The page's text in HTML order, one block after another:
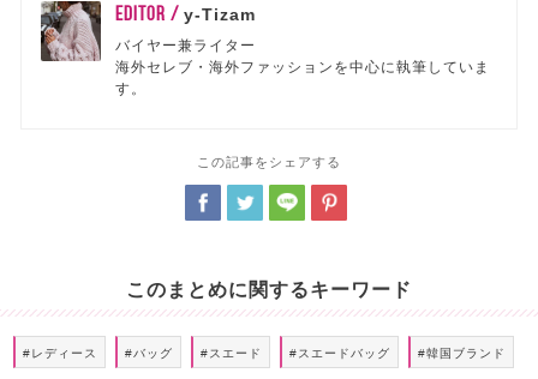
EDITOR /y-Tizam
バイヤー兼ライター
海外セレブ・海外ファッションを中心に執筆していま
す。
この記事をシェアする
このまとめに関するキーワード
#レディース #バッグ #スエード #スエードバッグ #韓国ブランド